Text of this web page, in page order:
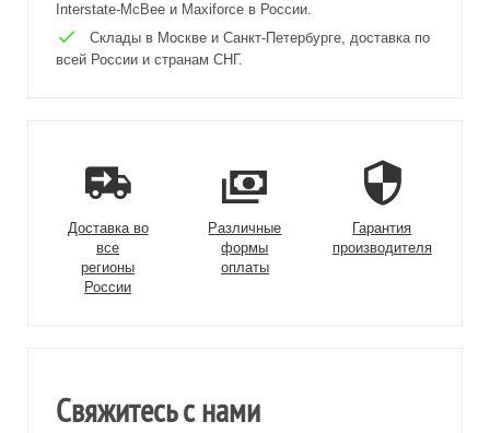
Interstate-McBee и Maxiforce в России.
Склады в Москве и Санкт-Петербурге, доставка по
всей России и странам СНГ.
Доставка во
все
регионы
России
Различные
формы
оплаты
Гарантия
производителя
Свяжитесь с нами